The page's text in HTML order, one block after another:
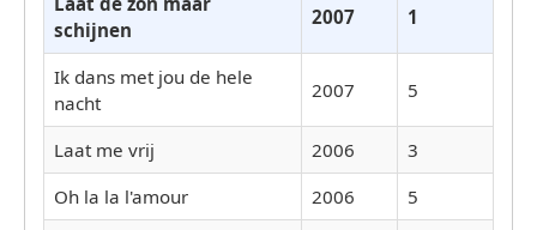
schijnen
2007 1
Ik dans met jou de hele
nacht
2007 5
Laat me vrij 2006
3
Oh la la l'amour
2006
5